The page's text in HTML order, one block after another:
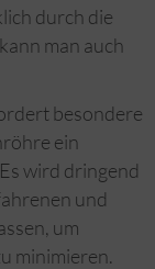
durch die
man auch
besondere
ein
wird dringend
und
um
minimieren.